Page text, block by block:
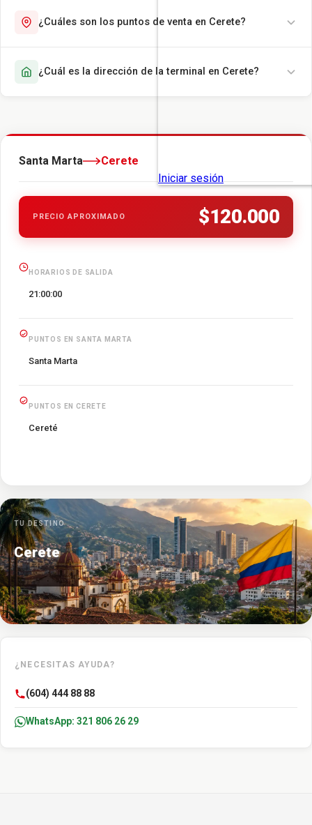
¿Cuáles son los puntos de venta en Cerete?
¿Cuál es la dirección de la terminal en Cerete?
Santa Marta Cerete
PRECIO APROXIMADO $120.000
HORARIOS DE SALIDA
21:00:00
PUNTOS EN SANTA MARTA
Santa Marta
PUNTOS EN CERETE
Cereté
TU DESTINO
Cerete
¿NECESITAS AYUDA?
(604) 444 88 88
WhatsApp: 321 806 26 29